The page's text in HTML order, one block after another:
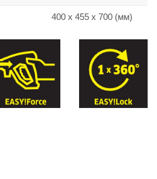
400 x 455 x 700 (мм)